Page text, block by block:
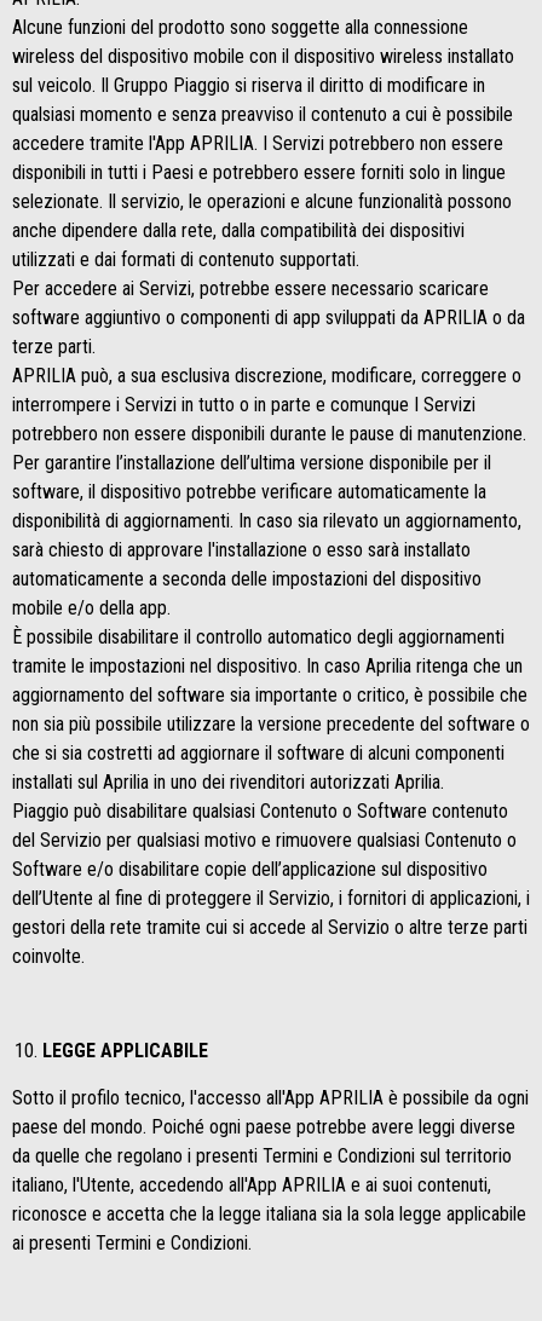
Alcune funzioni del prodotto sono soggette alla connessione
wireless del dispositivo mobile con il dispositivo wireless installato
sul veicolo. Il Gruppo Piaggio si riserva il diritto di modificare in
qualsiasi momento e senza preavviso il contenuto a cui è possibile
accedere tramite l'App APRILIA. I Servizi potrebbero non essere
disponibili in tutti i Paesi e potrebbero essere forniti solo in lingue
selezionate. Il servizio, le operazioni e alcune funzionalità possono
anche dipendere dalla rete, dalla compatibilità dei dispositivi
utilizzati e dai formati di contenuto supportati.
Per accedere ai Servizi, potrebbe essere necessario scaricare
software aggiuntivo o componenti di app sviluppati da APRILIA o da
terze parti.
APRILIA può, a sua esclusiva discrezione, modificare, correggere o
interrompere i Servizi in tutto o in parte e comunque I Servizi
potrebbero non essere disponibili durante le pause di manutenzione.
Per garantire l’installazione dell’ultima versione disponibile per il
software, il dispositivo potrebbe verificare automaticamente la
disponibilità di aggiornamenti. In caso sia rilevato un aggiornamento,
sarà chiesto di approvare l'installazione o esso sarà installato
automaticamente a seconda delle impostazioni del dispositivo
mobile e/o della app.
È possibile disabilitare il controllo automatico degli aggiornamenti
tramite le impostazioni nel dispositivo. In caso Aprilia ritenga che un
aggiornamento del software sia importante o critico, è possibile che
non sia più possibile utilizzare la versione precedente del software o
che si sia costretti ad aggiornare il software di alcuni componenti
installati sul Aprilia in uno dei rivenditori autorizzati Aprilia.
Piaggio può disabilitare qualsiasi Contenuto o Software contenuto
del Servizio per qualsiasi motivo e rimuovere qualsiasi Contenuto o
Software e/o disabilitare copie dell’applicazione sul dispositivo
dell’Utente al fine di proteggere il Servizio, i fornitori di applicazioni, i
gestori della rete tramite cui si accede al Servizio o altre terze parti
coinvolte.
LEGGE APPLICABILE
Sotto il profilo tecnico, l'accesso all'App APRILIA è possibile da ogni
paese del mondo. Poiché ogni paese potrebbe avere leggi diverse
da quelle che regolano i presenti Termini e Condizioni sul territorio
italiano, l'Utente, accedendo all'App APRILIA e ai suoi contenuti,
riconosce e accetta che la legge italiana sia la sola legge applicabile
ai presenti Termini e Condizioni.